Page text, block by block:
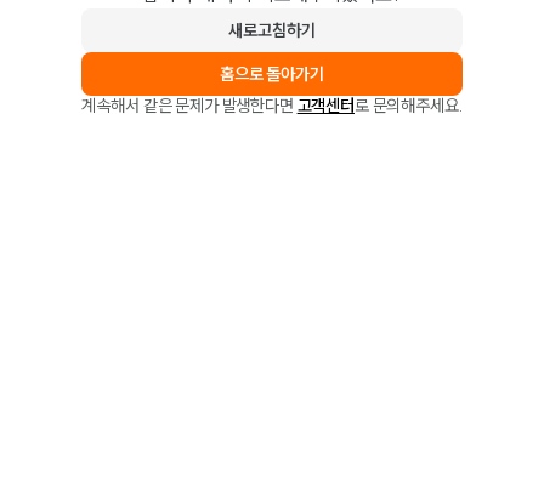
새로고침하기
홈으로 돌아가기
계속해서 같은 문제가 발생한다면 고객센터로 문의해주세요.